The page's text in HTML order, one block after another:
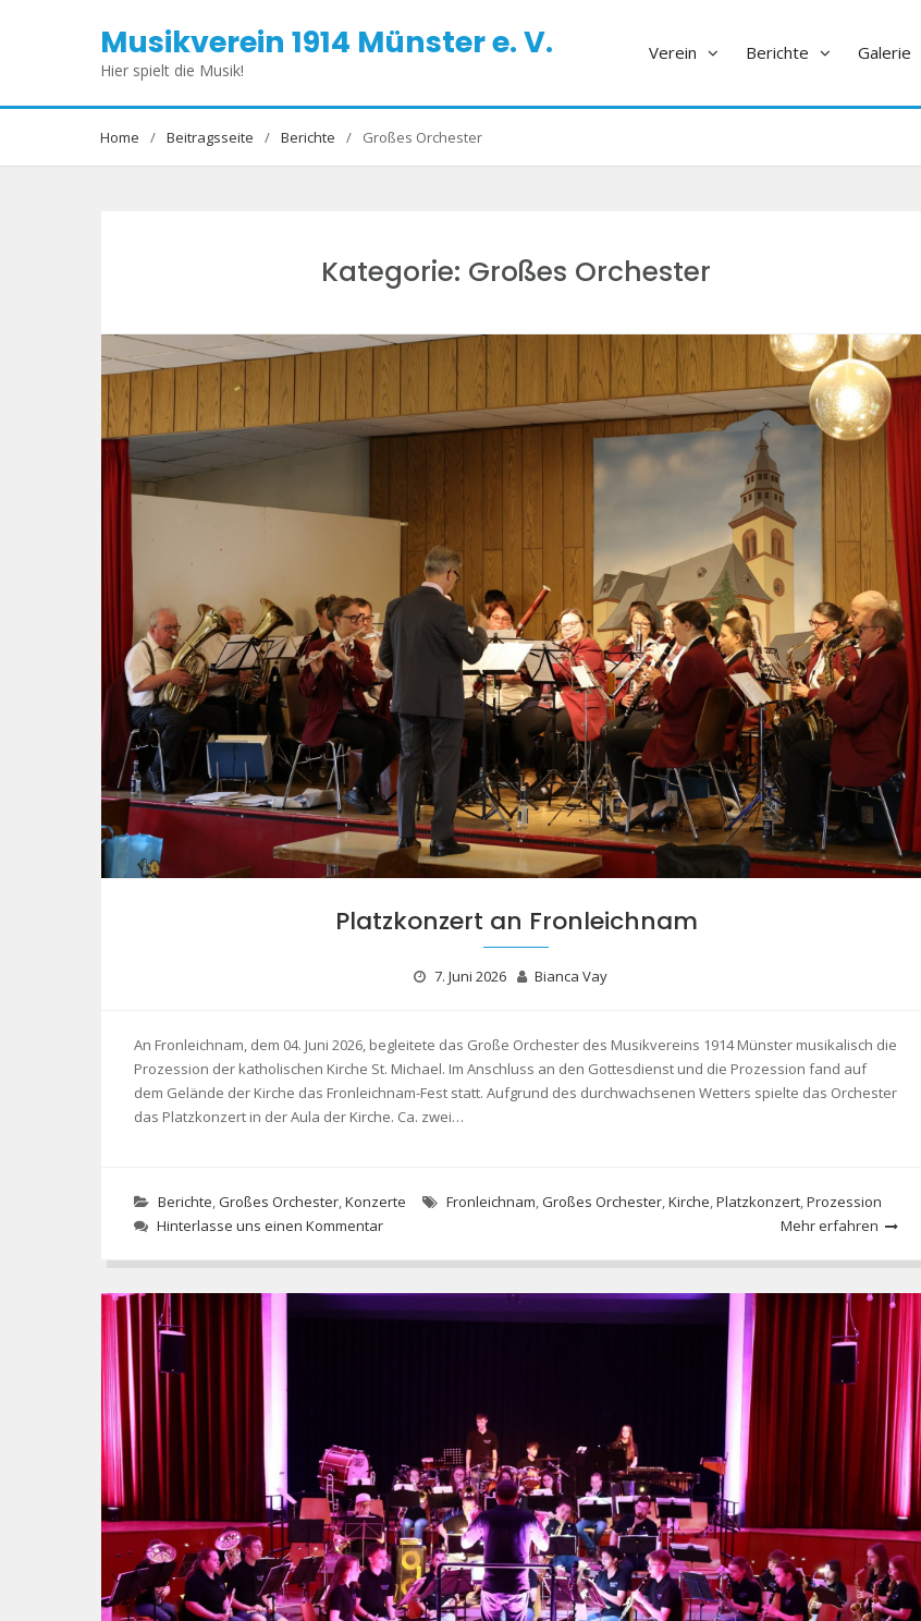
Musikverein 1914 Münster e. V.
Hier spielt die Musik!
Verein Berichte Galerie
Home Beitragsseite Berichte Großes Orchester
Kategorie: Großes Orchester
Platzkonzert an Fronleichnam
7. Juni 2026 Bianca Vay
An Fronleichnam, dem 04. Juni 2026, begleitete das Große Orchester des Musikvereins 1914 Münster musikalisch die
Prozession der katholischen Kirche St. Michael. Im Anschluss an den Gottesdienst und die Prozession fand auf
dem Gelände der Kirche das Fronleichnam-Fest statt. Aufgrund des durchwachsenen Wetters spielte das Orchester
das Platzkonzert in der Aula der Kirche. Ca. zwei…
Berichte,Großes Orchester,Konzerte Fronleichnam,Großes Orchester,Kirche,Platzkonzert,Prozession
Hinterlasse uns einen Kommentar
Mehr erfahren